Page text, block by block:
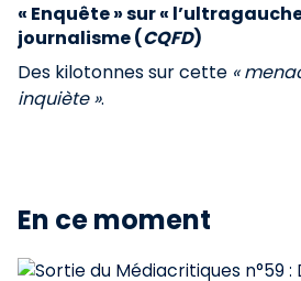
« Enquête » sur «
journalisme (CQFD)
Des kilotonnes sur cette «
inquiète ».
En ce moment